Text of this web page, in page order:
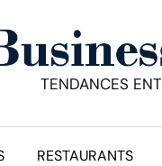
TENDANCES
RESTAURANTS